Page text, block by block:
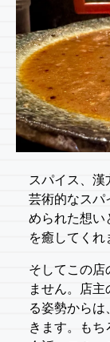
スパイス、漢
芸術的なスパ
められた想い
を癒してくれ
そしてこの店
ません。店
る姿勢からは
きます。も